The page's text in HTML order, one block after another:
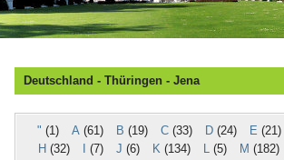
Deutschland - Thüringen - Jena
" (1) A(61) B (19) C(33) D(24) E (21)
H (32) (7) J (6) K(134) L(5) M (182)